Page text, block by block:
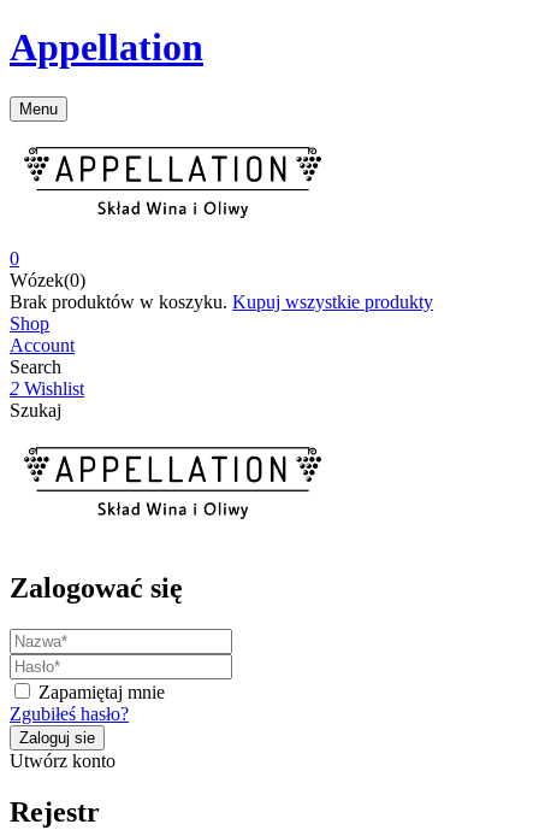
Appellation
Menu
0
Wózek(0)
Brak produktów w koszyku. Kupuj wszystkie produkty
Shop
Account
Search
2 Wishlist
Szukaj
Zalogować się
Zapamiętaj mnie
Zgubiłeś hasło?
Utwórz konto
Rejestr